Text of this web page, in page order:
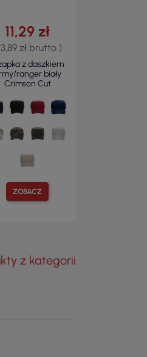
ZOBACZ
11,29 zł
zł brutto )
z daszkiem
ranger biały
Crimson Cut
z kategorii